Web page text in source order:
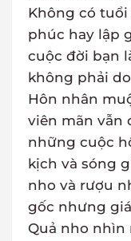
Không có
phúc hay lập
cuộc đời bạn
không phải
Hôn nhân
viên mãn vẫn
những cuộc
kịch và sóng
nho và rượu
gốc nhưng
Quả nho nhìn